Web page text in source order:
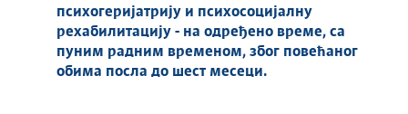
психогеријатрију и психосоцијалну
рехабилитацију - на одређено време, са
пуним радним временом, због повећаног
обима посла до шест месеци.